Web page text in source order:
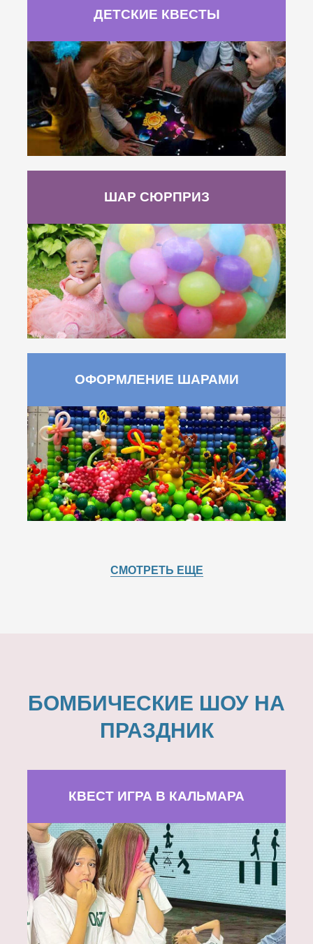
ДЕТСКИЕ КВЕСТЫ
ШАР СЮРПРИЗ
ОФОРМЛЕНИЕ ШАРАМИ
СМОТРЕТЬ ЕЩЕ
БОМБИЧЕСКИЕ ШОУ НА
ПРАЗДНИК
КВЕСТ ИГРА В КАЛЬМАРА